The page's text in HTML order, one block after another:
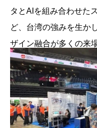
タとAIを組み合わせた
ど、台湾の強みを生か
ザイン融合が多くの来